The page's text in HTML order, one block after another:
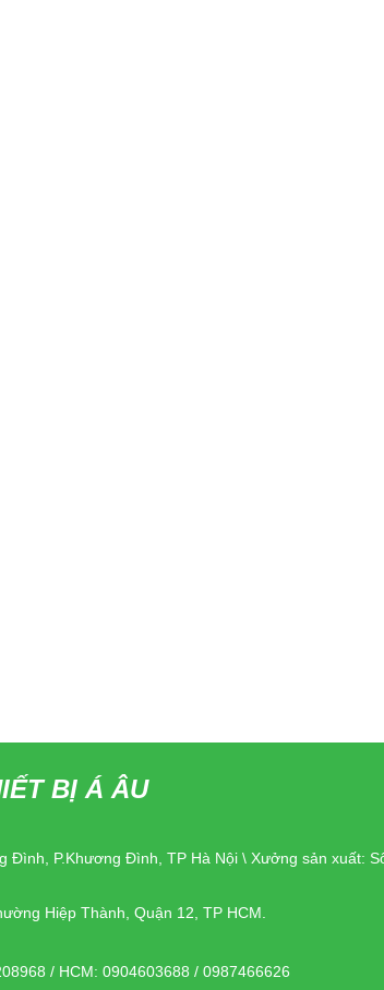
BỊ Á ÂU
Đình, P.Khương Đình, TP Hà Nội \ Xưởng sản xuất:
Hiệp Thành, Quận 12, TP HCM.
/ HCM: 0904603688 / 0987466626